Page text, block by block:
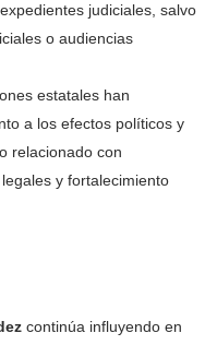
judiciales, salvo
o audiencias
estatales han
a los efectos políticos y
relacionado con
y fortalecimiento
continúa influyendo en